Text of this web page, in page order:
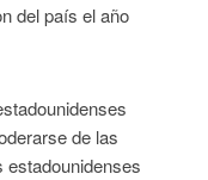
del país el año
de las